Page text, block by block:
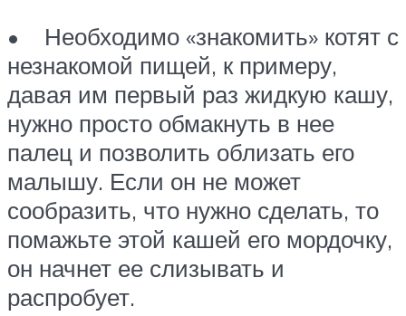
• Необходимо «знакомить» котят с
незнакомой пищей, к примеру,
давая им первый раз жидкую кашу,
нужно просто обмакнуть в нее
палец и позволить облизать его
малышу. Если он не может
сообразить, что нужно сделать, то
помажьте этой кашей его мордочку,
он начнет ее слизывать и
распробует.